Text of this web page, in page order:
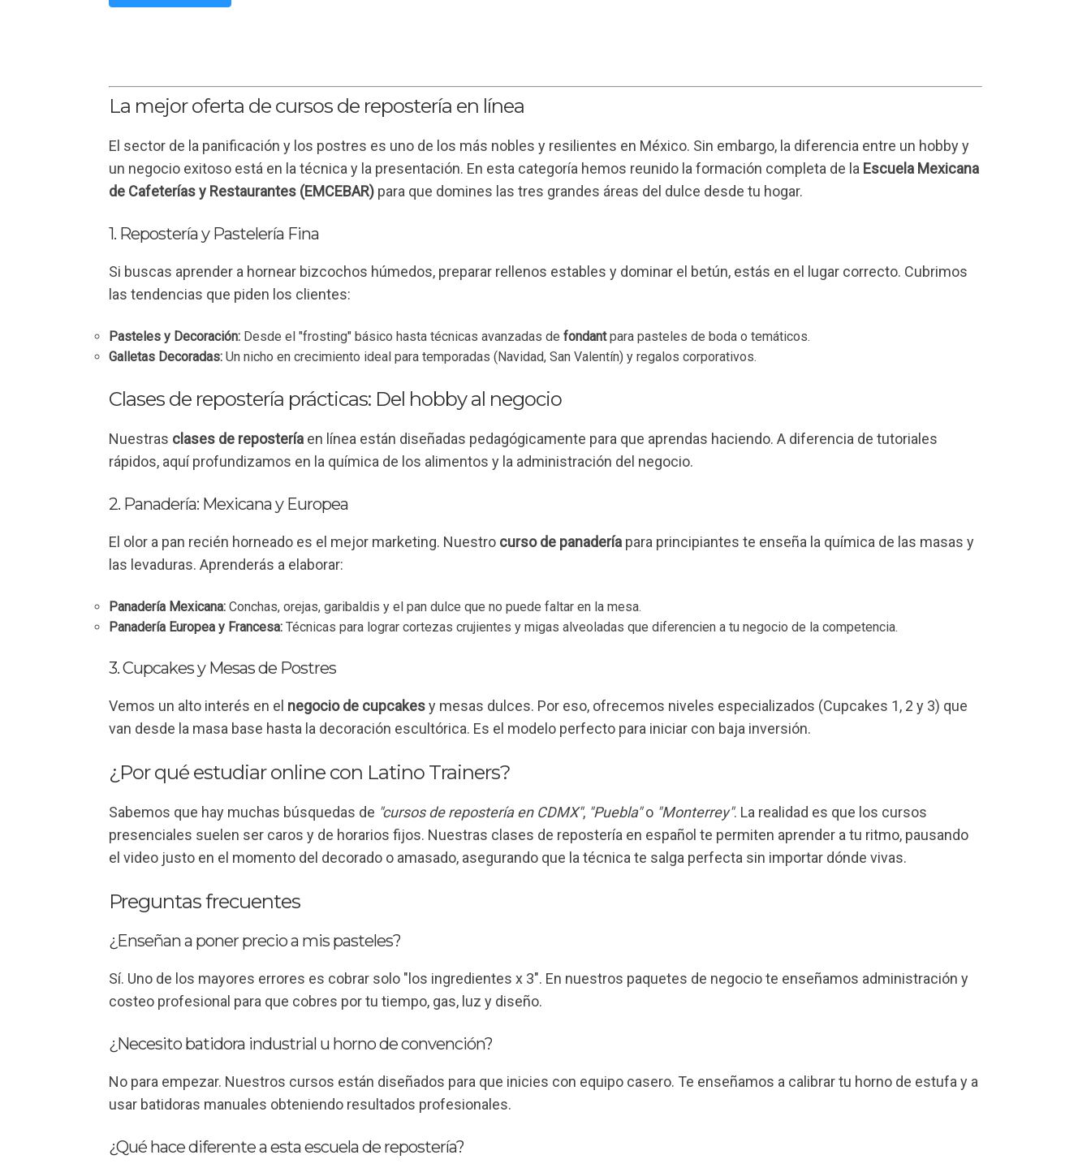
MXN
MXN
La mejor oferta de cursos de repostería en línea
El sector de la panificación y los postres es uno de los más nobles y resilientes en México. Sin embargo, la diferencia entre un hobby y
un negocio exitoso está en la técnica y la presentación. En esta categoría hemos reunido la formación completa de la Escuela Mexicana
de Cafeterías y Restaurantes (EMCEBAR) para que domines las tres grandes áreas del dulce desde tu hogar.
1. Repostería y Pastelería Fina
Si buscas aprender a hornear bizcochos húmedos, preparar rellenos estables y dominar el betún, estás en el lugar correcto. Cubrimos
las tendencias que piden los clientes:
Pasteles y Decoración: Desde el "frosting" básico hasta técnicas avanzadas defondantpara pasteles de boda o temáticos.
Galletas Decoradas: Un nicho en crecimiento ideal para temporadas (Navidad, San Valentín) y regalos corporativos.
Clases de repostería prácticas: Del hobby al negocio
Nuestras clases de repostería en línea están diseñadas pedagógicamente para que aprendas haciendo. A diferencia de tutoriales
rápidos, aquí profundizamos en la química de los alimentos y la administración del negocio.
2. Panadería: Mexicana y Europea
El olor a pan recién horneado es el mejor marketing. Nuestro curso de panadería para principiantes te enseña la química de las masas y
las levaduras. Aprenderás a elaborar:
Panadería Mexicana: Conchas, orejas, garibaldis y el pan dulce que no puede faltar en la mesa.
Panadería Europea y Francesa: Técnicas para lograr cortezas crujientes y migas alveoladas que diferencien a tu negocio de la competencia.
3. Cupcakes y Mesas de Postres
Vemos un alto interés en el negocio de cupcakesy mesas dulces. Por eso, ofrecemos niveles especializados (Cupcakes 1, 2 y 3) que
van desde la masa base hasta la decoración escultórica. Es el modelo perfecto para iniciar con baja inversión.
¿Por qué estudiar online con Latino Trainers?
Sabemos que hay muchas búsquedas de "cursos de repostería en CDMX", "Puebla"o "Monterrey". La realidad es que los cursos
presenciales suelen ser caros y de horarios fijos. Nuestras clases de repostería en español te permiten aprender a tu ritmo, pausando
el video justo en el momento del decorado o amasado, asegurando que la técnica te salga perfecta sin importar dónde vivas.
Preguntas frecuentes
¿Enseñan a poner precio a mis pasteles?
Sí. Uno de los mayores errores es cobrar solo "los ingredientes x 3". En nuestros paquetes de negocio te enseñamos administración y
costeo profesional para que cobres por tu tiempo, gas, luz y diseño.
¿Necesito batidora industrial u horno de convención?
No para empezar. Nuestros cursos están diseñados para que inicies con equipo casero. Te enseñamos a calibrar tu horno de estufa y a
usar batidoras manuales obteniendo resultados profesionales.
¿Qué hace diferente a esta escuela de repostería?